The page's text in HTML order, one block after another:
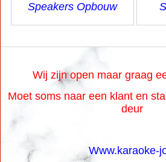
Speakers Opbouw
Wij zijn open maar graag
Moet soms naar een klant en
deur
Www.karaoke-